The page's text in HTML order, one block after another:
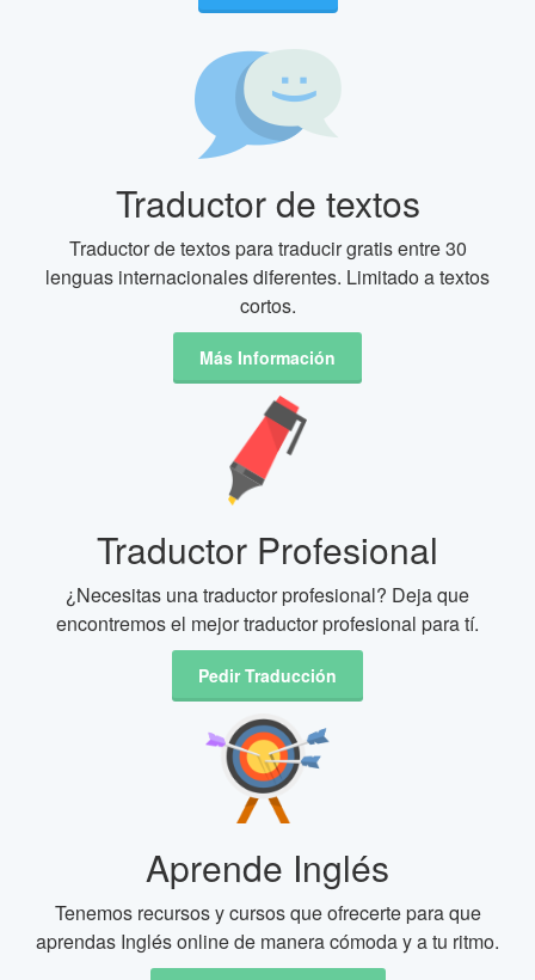
Traductor de textos
Traductor de textos para traducir gratis entre 30
lenguas internacionales diferentes. Limitado a textos
cortos.
Más Información
Traductor Profesional
¿Necesitas una traductor profesional? Deja que
encontremos el mejor traductor profesional para tí.
Pedir Traducción
Aprende Inglés
Tenemos recursos y cursos que ofrecerte para que
aprendas Inglés online de manera cómoda y a tu ritmo.